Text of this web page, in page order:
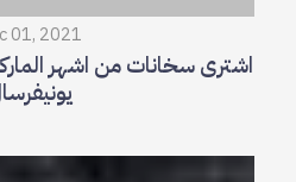
01, 2021
اشترى سخانات من اشهر